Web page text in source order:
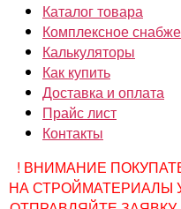
Каталог товара
Комплексное
Калькуляторы
Как купить
Доставка и оплата
Прайс лист
Контакты
! ВНИМАНИЕ
НА СТРОЙМАТЕРИАЛЫ